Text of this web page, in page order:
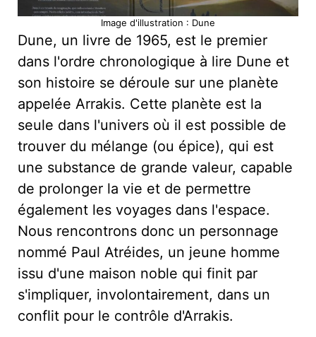
Image d'illustration : Dune
Dune, un livre de 1965, est le premier
dans l'ordre chronologique à lire Dune et
son histoire se déroule sur une planète
appelée Arrakis. Cette planète est la
seule dans l'univers où il est possible de
trouver du mélange (ou épice), qui est
une substance de grande valeur, capable
de prolonger la vie et de permettre
également les voyages dans l'espace.
Nous rencontrons donc un personnage
nommé Paul Atréides, un jeune homme
issu d'une maison noble qui finit par
s'impliquer, involontairement, dans un
conflit pour le contrôle d'Arrakis.